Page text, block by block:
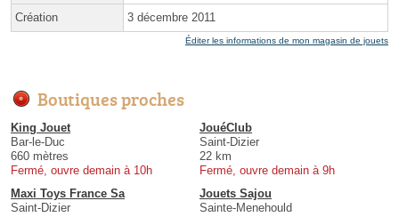
Création 3 décembre 2011
Éditer les informations de mon magasin de jouets
Boutiques proches
King Jouet
Bar-le-Duc
660 mètres
Fermé, ouvre demain à 10h
JouéClub
Saint-Dizier
22 km
Fermé, ouvre demain à 9h
Maxi Toys France Sa
Saint-Dizier
Jouets Sajou
Sainte-Menehould